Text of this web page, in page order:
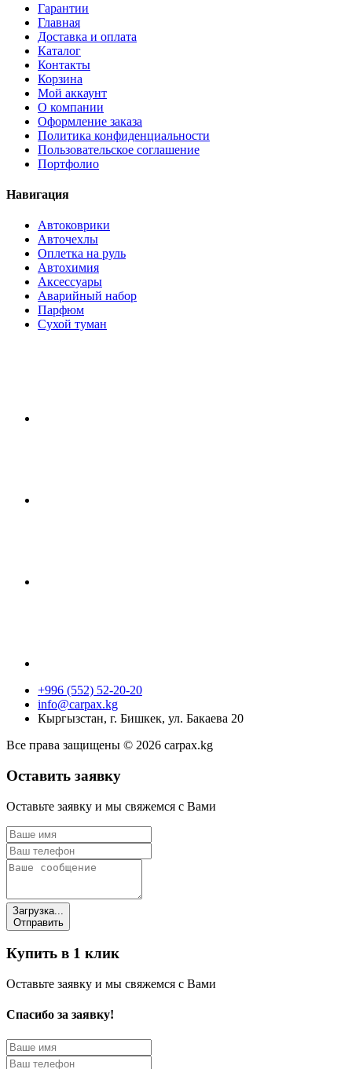
Гарантии
Главная
Доставка и оплата
Каталог
Контакты
Корзина
Мой аккаунт
О компании
Оформление заказа
Политика конфиденциальности
Пользовательское соглашение
Портфолио
Навигация
Автоковрики
Авточехлы
Оплетка на руль
Автохимия
Аксессуары
Аварийный набор
Парфюм
Сухой туман
+996 (552) 52-20-20
info@carpax.kg
Кыргызстан, г. Бишкек, ул. Бакаева 20
Все права защищены © 2026 carpax.kg
Оставить заявку
Оставьте заявку и мы свяжемся с Вами
Загрузка...
Отправить
Купить в 1 клик
Оставьте заявку и мы свяжемся с Вами
Спасибо за заявку!